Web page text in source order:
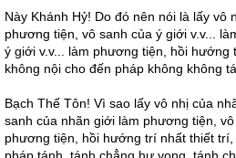
Này Khánh Hỷ! Do đó nên nói là lấy vô
phương tiện, vô sanh của ý giới v.v...
ý giới v.v... làm phương tiện, hồi
không nội cho đến pháp không không
Bạch Thế Tôn! Vì sao lấy vô nhị của
sanh của nhãn giới làm phương tiện,
phương tiện, hồi hướng trí nhất thiết